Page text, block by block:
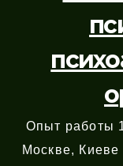
Опыт работы
Москве,